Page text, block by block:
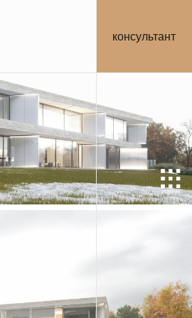
консультант